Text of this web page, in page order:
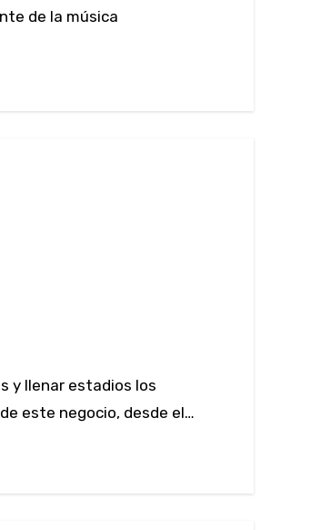
de la música
este negocio, desde el…